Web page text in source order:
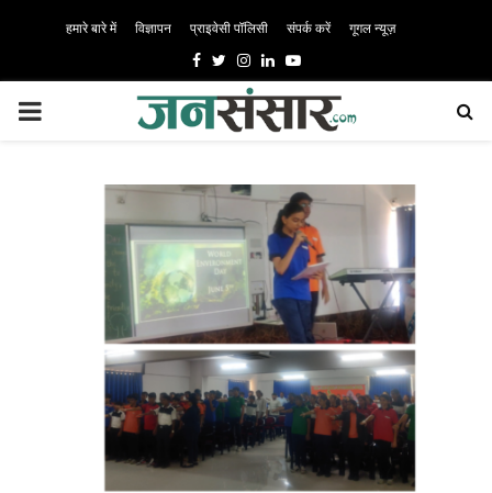
हमारे बारे में विज्ञापन प्राइवेसी पॉलिसी संपर्क करें गूगल न्यूज़
Facebook
TwitterInstagram
LinkedinYoutube
PRIMARY